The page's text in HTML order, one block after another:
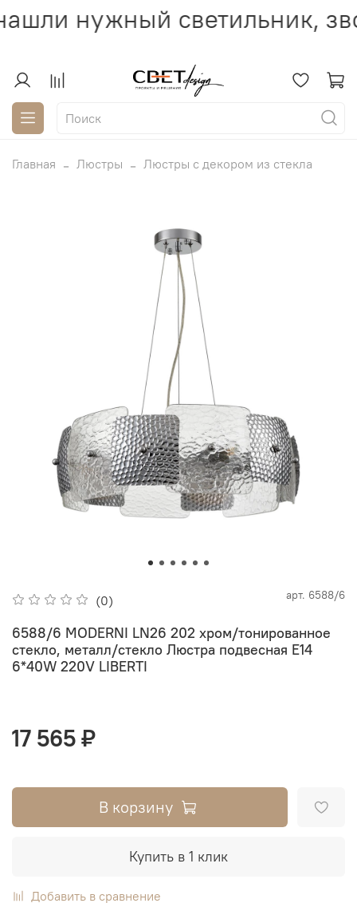
нужный светильник,
Главная Люстры Люстры с декором из стекла
(0) арт. 6588/6
6588/6 MODERNI LN26 202 хром/тонированное
стекло, металл/стекло Люстра подвесная E14
6*40W 220V LIBERTI
17 565 ₽
В корзину
Купить в 1 клик
Добавить в сравнение